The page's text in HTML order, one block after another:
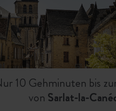
10 Gehminuten bis
von Sarlat-la-